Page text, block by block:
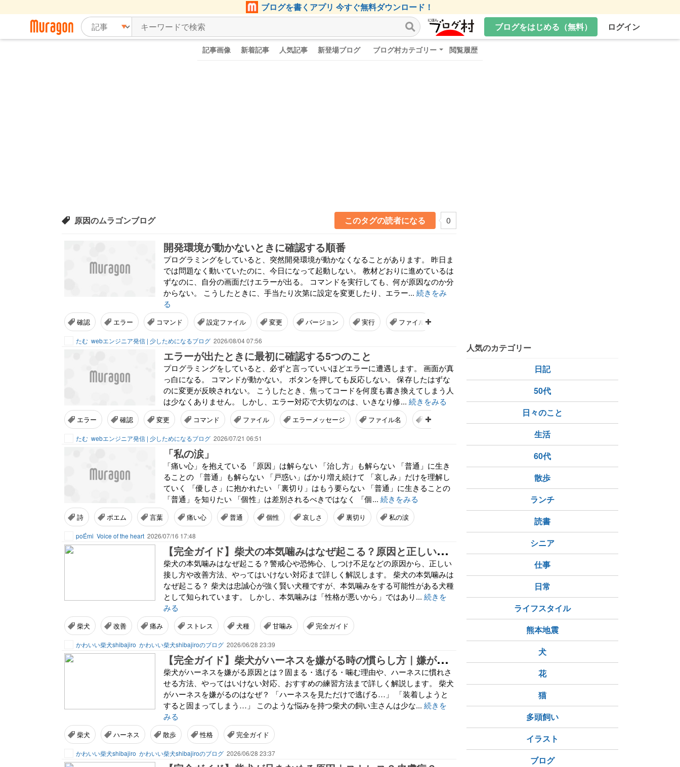
ブログを書くアプリ 今すぐ無料ダウンロード！
ブログをはじめる（無料）
ログイン
記事画像 新着記事 人気記事 新登場ブログ ブログ村カテゴリー 閲覧履歴
原因のムラゴンブログ このタグの読者になる 0
開発環境が動かないときに確認する順番
プログラミングをしていると、突然開発環境が動かなくなることがあります。 昨日ま
では問題なく動いていたのに、今日になって起動しない。 教材どおりに進めているは
ずなのに、自分の画面だけエラーが出る。 コマンドを実行しても、何が原因なのか分
からない。 こうしたときに、手当たり次第に設定を変更したり、エラー... 続きをみ
る
確認 エラー コマンド 設定ファイル 変更 バージョン 実行 ファイル
たむ webエンジニア発信 | 少しためになるブログ 2026/08/04 07:56
エラーが出たときに最初に確認する5つのこと
プログラミングをしていると、必ずと言っていいほどエラーに遭遇します。 画面が真
っ白になる。 コマンドが動かない。 ボタンを押しても反応しない。 保存したはずな
のに変更が反映されない。 こうしたとき、焦ってコードを何度も書き換えてしまう人
は少なくありません。 しかし、エラー対応で大切なのは、いきなり修... 続きをみる
エラー 確認 変更 コマンド ファイル エラーメッセージ ファイル名 コード
たむ webエンジニア発信 | 少しためになるブログ 2026/07/21 06:51
「私の涙」
「痛い心」を抱えている 「原因」は解らない 「治し方」も解らない 「普通」に生き
ることの 「普通」も解らない 「戸惑い」ばかり増え続けて 「哀しみ」だけを理解し
ていく 「優しさ」に抱かれたい 「裏切り」はもう要らない 「普通」に生きることの
「普通」を知りたい 「個性」は差別されるべきではなく 「個... 続きをみる
詩 ポエム 言葉 痛い心 普通 個性 哀しさ 裏切り 私の涙
poÉmi Voice of the heart 2026/07/16 17:48
【
完全ガイド】柴犬の本気噛みはなぜ起こる？原因と正しい接し方・改善方法を徹底解説
柴犬の本気噛みはなぜ起こる？警戒心や恐怖心、しつけ不足などの原因から、正しい
接し方や改善方法、やってはいけない対応まで詳しく解説します。 柴犬の本気噛みは
なぜ起こる？ 柴犬は忠誠心が強く賢い犬種ですが、本気噛みをする可能性がある犬種
として知られています。 しかし、本気噛みは「性格が悪いから」ではあり... 続きを
みる
柴犬 改善 痛み ストレス 犬種 甘噛み 完全ガイド
かわいい柴犬shibajiro かわいい柴犬shibajiroのブログ 2026/06/28 23:39
【
完全ガイド】柴犬がハーネスを嫌がる時の慣らし方｜嫌がる原因と正しいトレーニング方法を解説
柴犬がハーネスを嫌がる原因とは？固まる・逃げる・噛む理由や、ハーネスに慣れさ
せる方法、やってはいけない対応、おすすめの練習方法まで詳しく解説します。 柴犬
がハーネスを嫌がるのはなぜ？ 「ハーネスを見ただけで逃げる…」 「装着しようと
すると固まってしまう…」 このような悩みを持つ柴犬の飼い主さんは少な... 続きを
みる
柴犬 ハーネス 散歩 性格 完全ガイド
かわいい柴犬shibajiro かわいい柴犬shibajiroのブログ 2026/06/28 23:37
人気のカテゴリー
日記
50代
日々のこと
生活
60代
散歩
ランチ
読書
シニア
仕事
日常
ライフスタイル
熊本地震
犬
花
猫
多頭飼い
イラスト
ブログ